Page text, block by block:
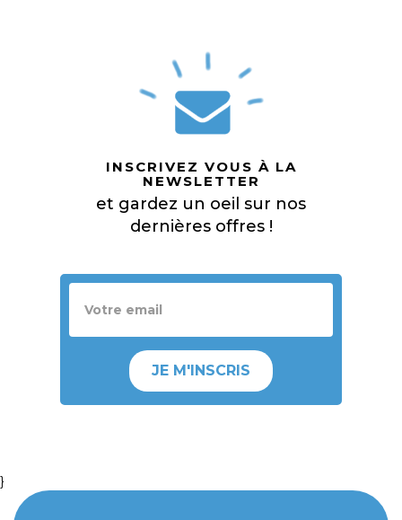
INSCRIVEZ VOUS À LA
NEWSLETTER
et gardez un oeil sur nos
dernières offres !
JE M'INSCRIS
}